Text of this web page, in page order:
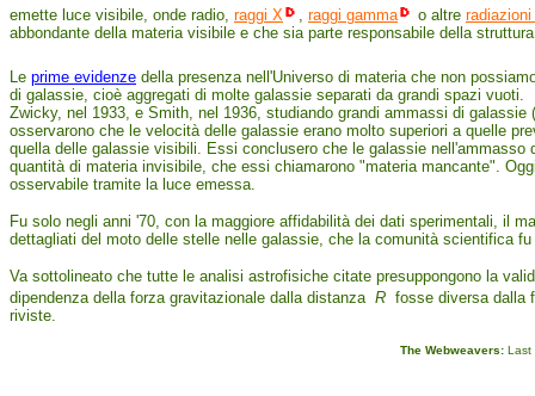
emette luce visibile, onde radio, raggi X raggi gamma o altre
abbondante della materia visibile e che sia parte responsabile della
Le prime evidenze della presenza nell'Universo di materia che non
di galassie, cioè aggregati di molte galassie separati da grandi spazi vuoti.
Zwicky, nel 1933, e Smith, nel 1936, studiando grandi ammassi di
osservarono che le velocità delle galassie erano molto superiori a quelle
quella delle galassie visibili. Essi conclusero che le galassie
quantità di materia invisibile, che essi chiamarono "materia mancante".
osservabile tramite la luce emessa.
Fu solo negli anni '70, con la maggiore affidabilità dei dati sperimentali, il
dettagliati del moto delle stelle nelle galassie, che la comunità scientifica
Va sottolineato che tutte le analisi astrofisiche citate presuppongono la
dipendenza della forza gravitazionale dalla distanza R fosse diversa
riviste.
The Webweavers:Last